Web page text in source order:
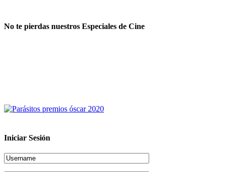
No te pierdas nuestros Especiales de Cine
Iniciar Sesión